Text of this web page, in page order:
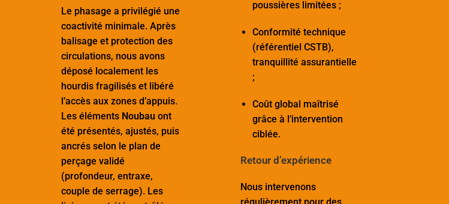
Le phasage a privilégié une
coactivité minimale. Après
balisage et protection des
circulations, nous avons
déposé localement les
hourdis fragilisés et libéré
l’accès aux zones d’appuis.
Les éléments Noubau ont
été présentés, ajustés, puis
ancrés selon le plan de
perçage validé
(profondeur, entraxe,
couple de serrage). Les
poussières limitées ;
Conformité technique
(référentiel CSTB),
tranquillité assurantielle
;
Coût global maîtrisé
grâce à l’intervention
ciblée.
Retour d’expérience
Nous intervenons